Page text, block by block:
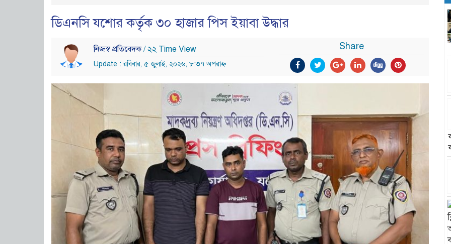
ডিএনসি যশোর কর্তৃক ৩০ হাজার পিস ইয়াবা উদ্ধার
নিজস্ব প্রতিবেদক/ ২২ Time View
Update : রবিবার, ৫ জুলাই, ২০২৬, ৮:৩৭ অপরাহ্ন
Share